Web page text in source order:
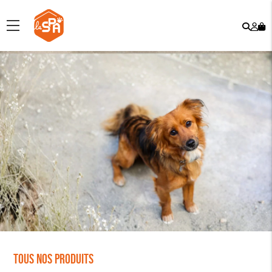
menu
Tous nos produits